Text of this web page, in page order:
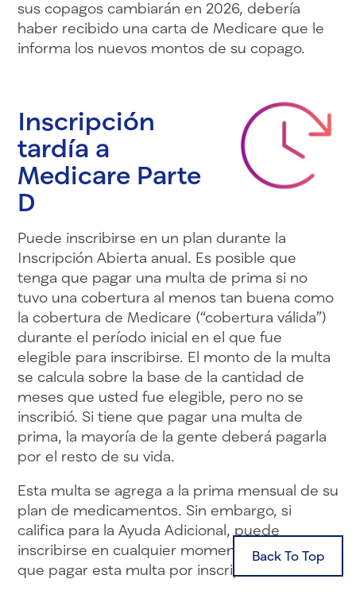
sus copagos cambiarán en 2026, debería
haber recibido una carta de Medicare que le
informa los nuevos montos de su copago.
Inscripción
tardía a
Medicare Parte
D
Puede inscribirse en un plan durante la
Inscripción Abierta anual. Es posible que
tenga que pagar una multa de prima si no
tuvo una cobertura al menos tan buena como
la cobertura de Medicare (“cobertura válida”)
durante el período inicial en el que fue
elegible para inscribirse. El monto de la multa
se calcula sobre la base de la cantidad de
meses que usted fue elegible, pero no se
inscribió. Si tiene que pagar una multa de
prima, la mayoría de la gente deberá pagarla
por el resto de su vida.
Esta multa se agrega a la prima mensual de su
plan de medicamentos. Sin embargo, si
califica para la Ayuda Adicional, puede
inscribirse en cualquier momento y no tendrá
que pagar esta multa por inscripción tardía.